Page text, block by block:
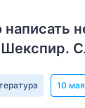
10